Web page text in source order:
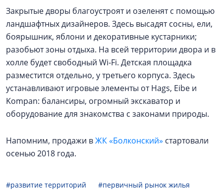
Закрытые дворы благоустроят и озеленят с помощью
ландшафтных дизайнеров. Здесь высадят сосны, ели,
боярышник, яблони и декоративные кустарники;
разобьют зоны отдыха. На всей территории двора и в
холле будет свободный Wi-Fi. Детская площадка
разместится отдельно, у третьего корпуса. Здесь
устанавливают игровые элементы от Hags, Eibe и
Kompan: балансиры, огромный экскаватор и
оборудование для знакомства с законами природы.
Напомним, продажи вЖК «Болконский» стартовали
осенью 2018 года.
#развитие территорий
#первичный рынок жилья